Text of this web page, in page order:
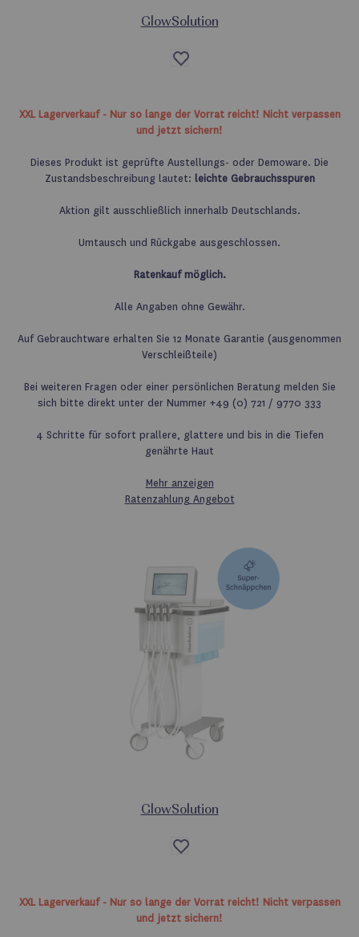
GlowSolution
Auf
die
XXL Lagerverkauf - Nur so lange der Vorrat reicht! Nicht verpassen
und jetzt sichern!
Dieses Produkt ist geprüfte Austellungs- oder Demoware. Die
Zustandsbeschreibung lautet: leichte Gebrauchsspuren
Aktion gilt ausschließlich innerhalb Deutschlands.
Umtausch und Rückgabe ausgeschlossen.
Ratenkauf möglich.
Alle Angaben ohne Gewähr.
Auf Gebrauchtware erhalten Sie 12 Monate Garantie (ausgenommen
Verschleißteile)
Bei weiteren Fragen oder einer persönlichen Beratung melden Sie
sich bitte direkt unter der Nummer +49 (0) 721 / 9770 333
4 Schritte für sofort prallere, glattere und bis in die Tiefen
genährte Haut
Mehr anzeigen
Ratenzahlung Angebot
GlowSolution
Auf
die
XXL Lagerverkauf - Nur so lange der Vorrat reicht! Nicht verpassen
und jetzt sichern!